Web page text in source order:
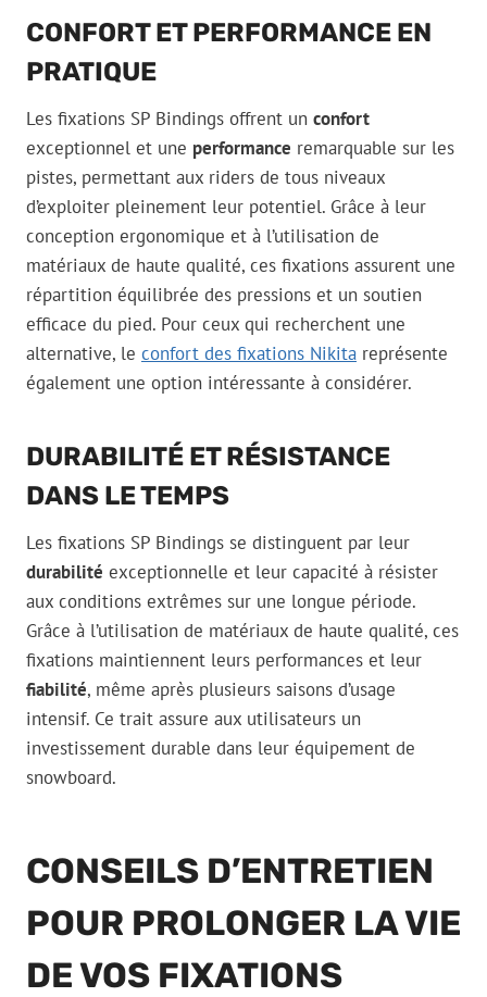
CONFORT ET PERFORMANCE EN
PRATIQUE
Les fixations SP Bindings offrent un confort
exceptionnel et une performance remarquable sur les
pistes, permettant aux riders de tous niveaux
d’exploiter pleinement leur potentiel. Grâce à leur
conception ergonomique et à l’utilisation de
matériaux de haute qualité, ces fixations assurent une
répartition équilibrée des pressions et un soutien
efficace du pied. Pour ceux qui recherchent une
alternative, le confort des fixations Nikita représente
également une option intéressante à considérer.
DURABILITÉ ET RÉSISTANCE
DANS LE TEMPS
Les fixations SP Bindings se distinguent par leur
durabilité exceptionnelle et leur capacité à résister
aux conditions extrêmes sur une longue période.
Grâce à l’utilisation de matériaux de haute qualité, ces
fixations maintiennent leurs performances et leur
fiabilité, même après plusieurs saisons d’usage
intensif. Ce trait assure aux utilisateurs un
investissement durable dans leur équipement de
snowboard.
CONSEILS D’ENTRETIEN
POUR PROLONGER LA VIE
DE VOS FIXATIONS